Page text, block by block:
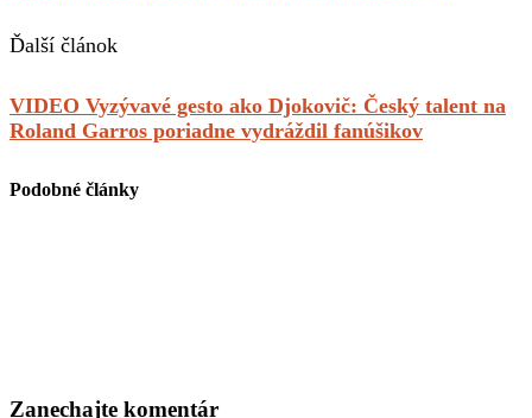
Ďalší článok
VIDEO Vyzývavé gesto ako Djokovič: Český talent na
Roland Garros poriadne vydráždil fanúšikov
Podobné články
Zanechajte komentár